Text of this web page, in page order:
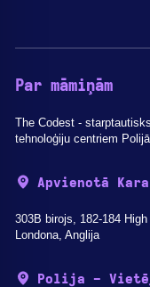
Par māmiņām
The Codest -
tehnoloģiju centriem Polijā.
Apvienotā
303B birojs, 182-184
Londona, Anglija
Polija -